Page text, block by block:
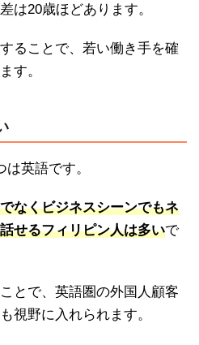
は20歳ほどあります。
ることで、若い働き手を確
す。
英語です。
なくビジネスシーンでもネ
せるフィリピン人は多いで
とで、英語圏の外国人顧客
視野に入れられます。